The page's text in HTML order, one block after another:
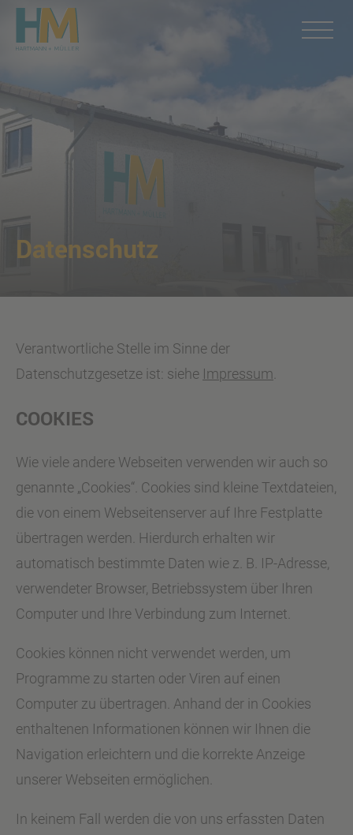
Datenschutz
Verantwortliche Stelle im Sinne der
Datenschutzgesetze ist: siehe Impressum.
COOKIES
Wie viele andere Webseiten verwenden wir auch so
genannte „Cookies“. Cookies sind kleine Textdateien,
die von einem Webseitenserver auf Ihre Festplatte
übertragen werden. Hierdurch erhalten wir
automatisch bestimmte Daten wie z. B. IP-Adresse,
verwendeter Browser, Betriebssystem über Ihren
Computer und Ihre Verbindung zum Internet.
Cookies können nicht verwendet werden, um
Programme zu starten oder Viren auf einen
Computer zu übertragen. Anhand der in Cookies
enthaltenen Informationen können wir Ihnen die
Navigation erleichtern und die korrekte Anzeige
unserer Webseiten ermöglichen.
In keinem Fall werden die von uns erfassten Daten